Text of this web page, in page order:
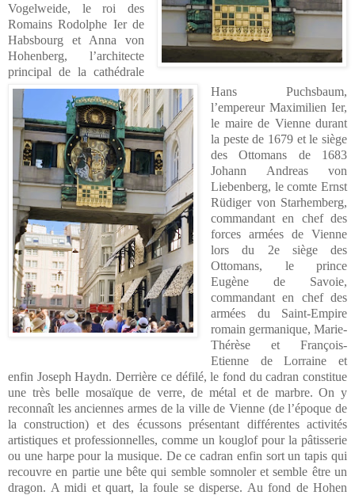
Vogelweide, le roi des
Romains Rodolphe Ier de
Habsbourg et Anna von
Hohenberg, l’architecte
principal de la cathédrale
Hans Puchsbaum,
l’empereur Maximilien Ier,
le maire de Vienne durant
la peste de 1679 et le siège
des Ottomans de 1683
Johann Andreas von
Liebenberg, le comte Ernst
Rüdiger von Starhemberg,
commandant en chef des
forces armées de Vienne
lors du 2e siège des
Ottomans, le prince
Eugène de Savoie,
commandant en chef des
armées du Saint-Empire
romain germanique, Marie-
Thérèse et François-
Etienne de Lorraine et
enfin Joseph Haydn.Derrière ce défilé, le fond du cadran constitue
une très belle mosaïque de verre, de métal et de marbre. On y
reconnaît les anciennes armes de la ville de Vienne (de l’époque de
la construction) et des écussons présentant différentes activités
artistiques et professionnelles, comme un kouglof pour la pâtisserie
ou une harpe pour la musique. De ce cadran enfin sort un tapis qui
recouvre en partie une bête qui semble somnoler et semble être un
dragon. A midi et quart, la foule se disperse. Au fond de Hohen